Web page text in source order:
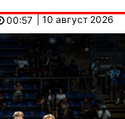
| 10 август 2026
00:57